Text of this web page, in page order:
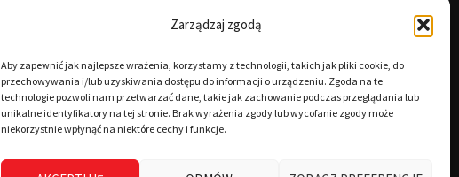
Zarządzaj zgodą
Aby zapewnić jak najlepsze wrażenia, korzystamy z technologii, takich jak pliki cookie, do
przechowywania i/lub uzyskiwania dostępu do informacji o urządzeniu. Zgoda na te
technologie pozwoli nam przetwarzać dane, takie jak zachowanie podczas przeglądania lub
unikalne identyfikatory na tej stronie. Brak wyrażenia zgody lub wycofanie zgody może
niekorzystnie wpłynąć na niektóre cechy i funkcje.